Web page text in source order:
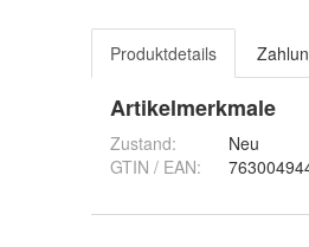
Produktdetails
Artikelmerkmale
Zustand:
Neu
GTIN / EAN: